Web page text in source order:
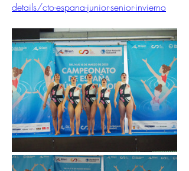
details/cto-espana-junior-senior-invierno